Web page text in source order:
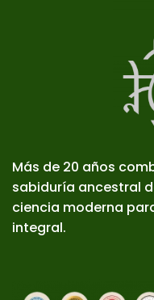
Más de 20 años
sabiduría ancestral
ciencia moderna
integral.